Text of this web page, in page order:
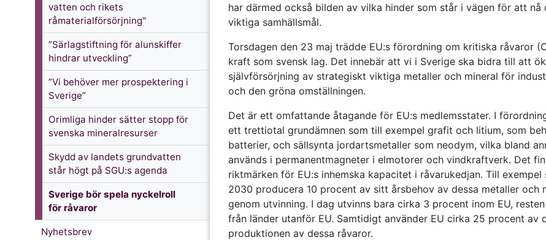
vatten och rikets
råmaterialförsörjning"
”Särlagstiftning för alunskiffer
hindrar utveckling”
”Vi behöver mer prospektering i
Sverige”
Orimliga hinder sätter stopp för
svenska mineralresurser
Skydd av landets grundvatten
står högt på SGU:s agenda
Sverige bör spela nyckel­roll
för råvaror
Nyhetsbrev
har därmed också bilden av vilka hinder som står i vägen för att nå
viktiga samhällsmål.
Torsdagen den 23 maj trädde EU:s förordning om kritiska råvaror
kraft som svensk lag. Det innebär att vi i Sverige ska bidra till att
själv­försörjning av strategiskt viktiga metaller och mineral för
och den gröna omställningen.
Det är ett omfattande åtagande för EU:s medlems­stater. I
ett trettiotal grundämnen som till exempel grafit och litium, som
batterier, och sällsynta jordarts­metaller som neodym, vilka bland
används i permanent­magneter i elmotorer och vindkraftverk. Det
riktmärken för EU:s inhemska kapacitet i råvarukedjan. Till exempel
2030 producera 10 procent av sitt årsbehov av dessa metaller och
genom utvinning. I dag utvinns bara cirka 3 procent inom EU,
från länder utanför EU. Samtidigt använder EU cirka 25 procent av
produktionen av dessa råvaror.